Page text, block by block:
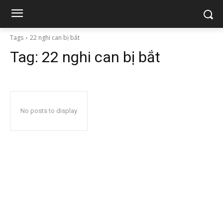
Tags 22 nghi can bị bắt
Tag: 22 nghi can bị bắt
No posts to display